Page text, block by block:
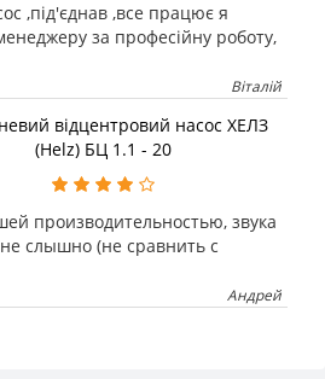
,під'єднав ,все працює я
за професійну роботу,
Віталій
відцентровий насос ХЕЛЗ
(Helz) БЦ 1.1 - 20
производительностью, звука
слышно (не сравнить с
Андрей